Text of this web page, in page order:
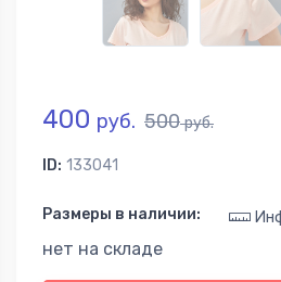
400 руб. 500руб.
ID: 133041
Размеры в наличии:
нет на складе